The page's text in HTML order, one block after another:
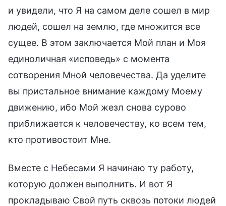
и увидели, что Я на самом деле сошел в мир
людей, сошел на землю, где множится все
сущее. В этом заключается Мой план и Моя
единоличная «исповедь» с момента
сотворения Мной человечества. Да уделите
вы пристальное внимание каждому Моему
движению, ибо Мой жезл снова сурово
приближается к человечеству, ко всем тем,
кто противостоит Мне.
Вместе с Небесами Я начинаю ту работу,
которую должен выполнить. И вот Я
прокладываю Свой путь сквозь потоки людей